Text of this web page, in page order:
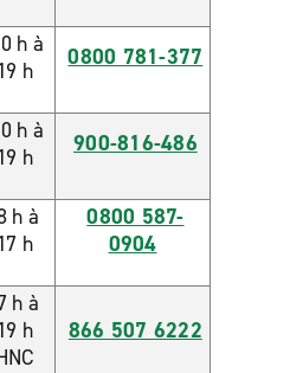
h à
19 h
0800 781-377
h à
19 h
900-816-486
h à
17 h
0800 587-
0904
h à
19 h
866 507 6222